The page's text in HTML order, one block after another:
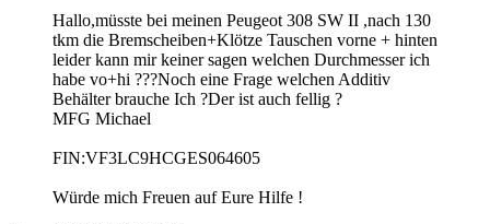
Hallo,müsste bei meinen Peugeot 308 SW II ,nach 130
tkm die Bremscheiben+Klötze Tauschen vorne + hinten
leider kann mir keiner sagen welchen Durchmesser ich
habe vo+hi ???Noch eine Frage welchen Additiv
Behälter brauche Ich ?Der ist auch fellig ?
MFG Michael
FIN:VF3LC9HCGES064605
Würde mich Freuen auf Eure Hilfe !